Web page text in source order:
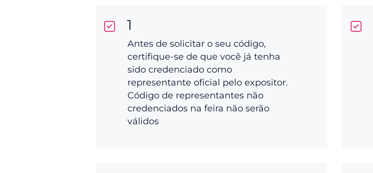
1
Antes de solicitar o seu código,
certifique-se de que você já tenha
sido credenciado como
representante oficial pelo expositor.
Código de representantes não
credenciados na feira não serão
válidos